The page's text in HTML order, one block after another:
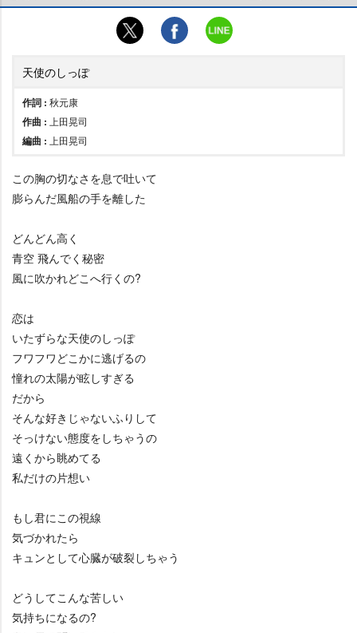
天使のしっぽ
作詞 : 秋元康
作曲 : 上田晃司
編曲 : 上田晃司
この胸の切なさを息で吐いて
膨らんだ風船の手を離した
どんどん高く
青空 飛んでく秘密
風に吹かれどこへ行くの?
恋は
いたずらな天使のしっぽ
フワフワどこかに逃げるの
憧れの太陽が眩しすぎる
だから
そんな好きじゃないふりして
そっけない態度をしちゃうの
遠くから眺めてる
私だけの片想い
もし君にこの視線
気づかれたら
キュンとして心臓が破裂しちゃう
どうしてこんな苦しい
気持ちになるの?